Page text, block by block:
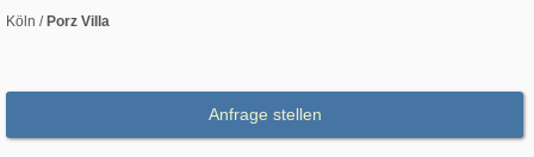
Köln / Porz Villa
Anfrage stellen